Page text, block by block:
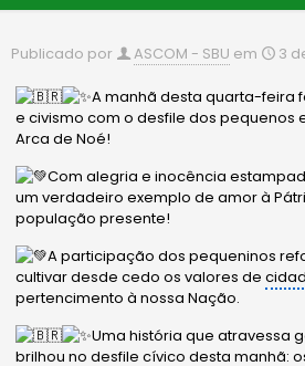
Publicado por ASCOM - SBU em 3
A manhã desta quarta-feira
e civismo com o desfile dos pequenos
Arca de Noé!
Com alegria e inocência
um verdadeiro exemplo de amor à
população presente!
A participação dos pequeninos
cultivar desde cedo os valores de
pertencimento à nossa Nação.
Uma história que atravessa
brilhou no desfile cívico desta manhã: